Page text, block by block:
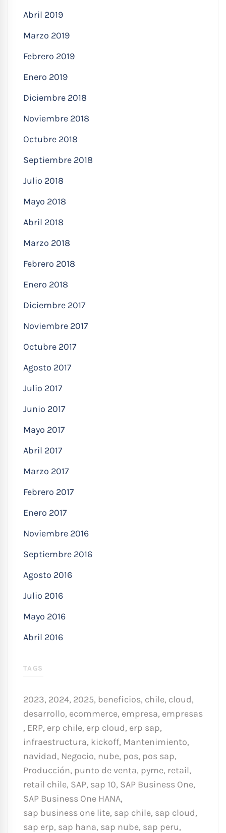
Abril 2019
Marzo 2019
Febrero 2019
Enero 2019
Diciembre 2018
Noviembre 2018
Octubre 2018
Septiembre 2018
Julio 2018
Mayo 2018
Abril 2018
Marzo 2018
Febrero 2018
Enero 2018
Diciembre 2017
Noviembre 2017
Octubre 2017
Agosto 2017
Julio 2017
Junio 2017
Mayo 2017
Abril 2017
Marzo 2017
Febrero 2017
Enero 2017
Noviembre 2016
Septiembre 2016
Agosto 2016
Julio 2016
Mayo 2016
Abril 2016
TAGS
2023, 2024, 2025, beneficios, chile, cloud,
desarrollo, ecommerce, empresa, empresas
, ERP, erp chile, erp cloud, erp sap,
infraestructura, kickoff, Mantenimiento,
navidad, Negocio, nube, pos, pos sap,
Producción, punto de venta, pyme, retail,
retail chile, SAP, sap 10, SAP Business One,
SAP Business One HANA,
sap business one lite, sap chile, sap cloud,
sap erp, sap hana, sap nube, sap peru,